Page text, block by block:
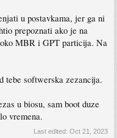
u postavkama, jer ga ni
prepoznati ako je na
MBR i GPT particija. Na
tebe softwerska zezancija.
u biosu, sam boot duze
vremena.
Last edited: Oct 21, 2023